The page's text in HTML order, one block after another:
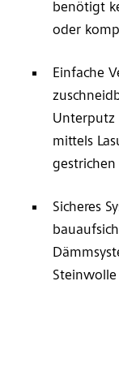
benötigt
oder
Einfache
Unterputz
mittels
gestrichen
Sicheres